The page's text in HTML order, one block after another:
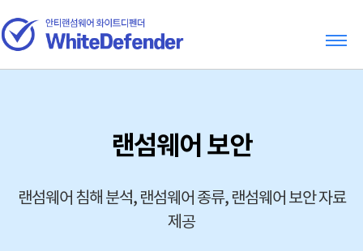
랜섬웨어 보안
랜섬웨어 침해 분석, 랜섬웨어 종류, 랜섬웨어 보안 자료
제공